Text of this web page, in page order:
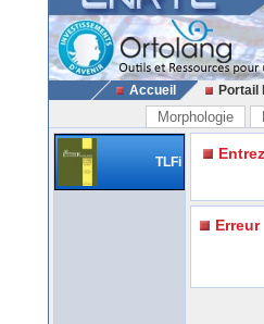
Accueil Portail
Morphologie
TLFi
Erreur